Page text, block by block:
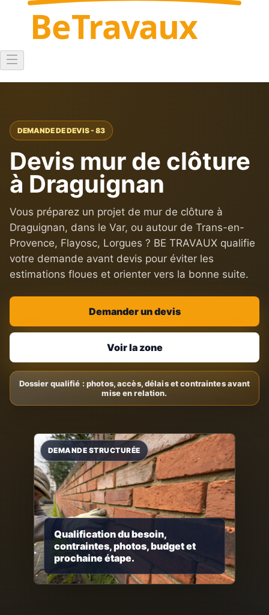
BeTravaux
DEMANDE DE DEVIS - 83
Devis mur de clôture
à Draguignan
Vous préparez un projet de mur de clôture à
Draguignan, dans le Var, ou autour de Trans-en-
Provence, Flayosc, Lorgues ? BE TRAVAUX qualifie
votre demande avant devis pour éviter les
estimations floues et orienter vers la bonne suite.
Demander un devis
Voir la zone
Qualification du besoin,
contraintes, photos, budget et
prochaine étape.